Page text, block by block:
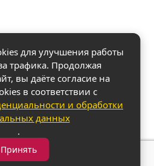
Бородинская 156/9
защищены
для улучшения работы
трафика. Продолжая
вы даёте согласие на
в соответствии с
и обработки
данных
.
Принять